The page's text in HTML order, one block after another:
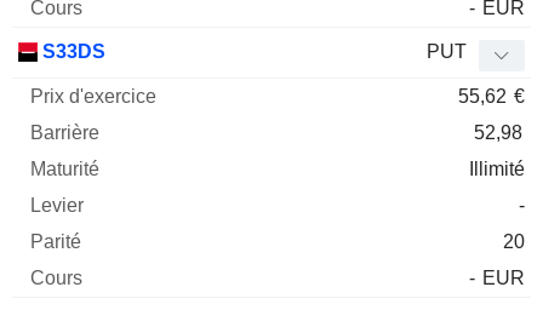
- EUR
S33DS PUT
55,62 €
52,98
Illimité
-
20
- EUR